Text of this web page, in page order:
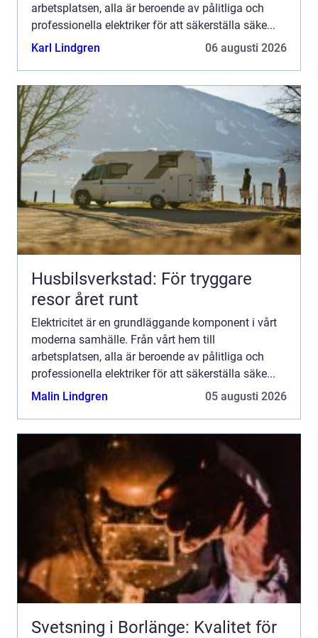
arbetsplatsen, alla är beroende av pålitliga och
professionella elektriker för att säkerställa säke...
Karl Lindgren
06 augusti 2026
Husbilsverkstad: För tryggare
resor året runt
Elektricitet är en grundläggande komponent i vårt
moderna samhälle. Från vårt hem till
arbetsplatsen, alla är beroende av pålitliga och
professionella elektriker för att säkerställa säke...
Malin Lindgren
05 augusti 2026
Svetsning i Borlänge: Kvalitet för